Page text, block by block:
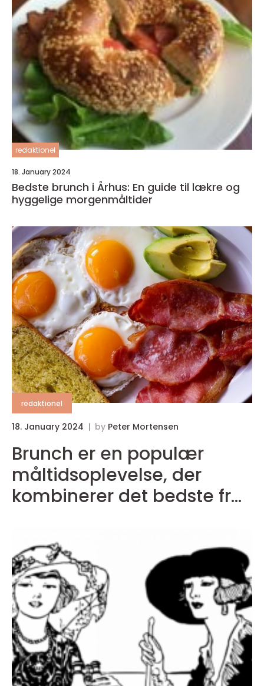
redaktionel
18. January 2024
Bedste brunch i Århus: En guide til lækre og
hyggelige morgenmåltider
redaktionel
18. January 2024 by Peter Mortensen
Brunch er en populær
måltidsoplevelse, der
kombinerer det bedste fra